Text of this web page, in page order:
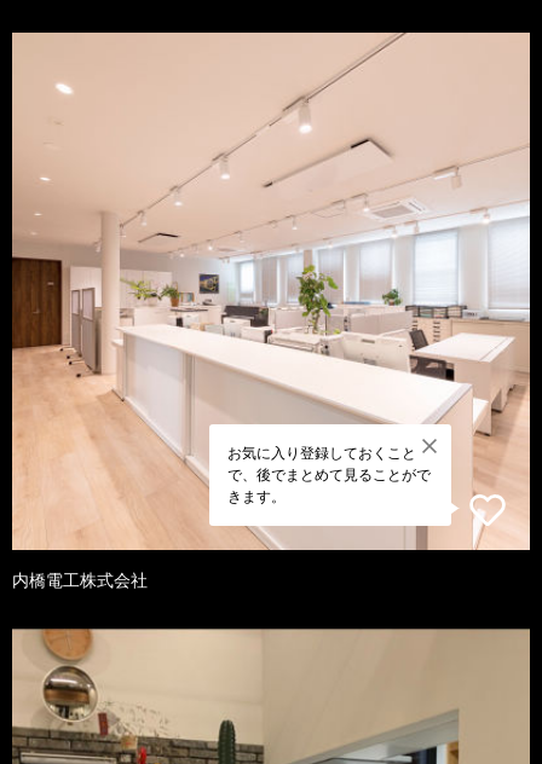
お気に入り登録しておくこと
で、後でまとめて見ることがで
きます。
内橋電工株式会社